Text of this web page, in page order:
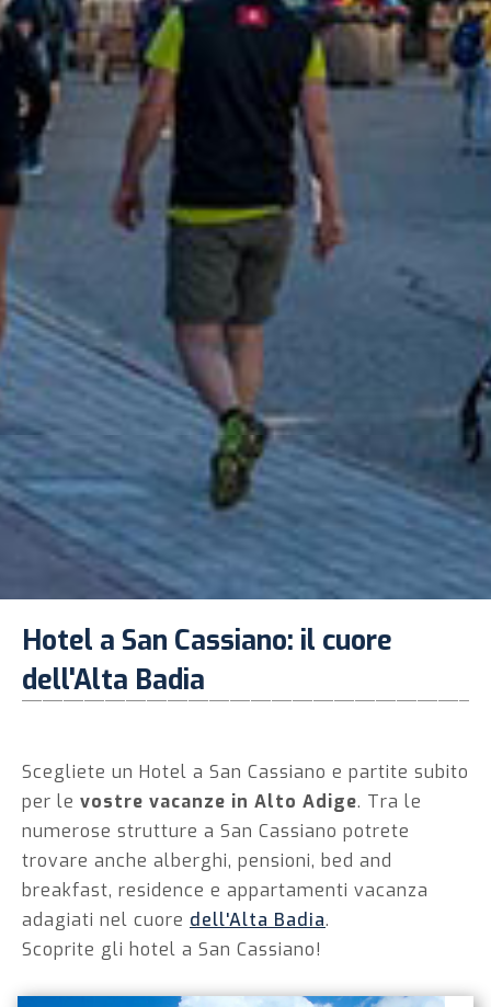
Hotel a San Cassiano: il cuore
dell'Alta Badia
Scegliete un Hotel a San Cassiano e partite subito
per le vostre vacanze in Alto Adige. Tra le
numerose strutture a San Cassiano potrete
trovare anche alberghi, pensioni, bed and
breakfast, residence e appartamenti vacanza
adagiati nel cuore dell'Alta Badia.
Scoprite gli hotel a San Cassiano!